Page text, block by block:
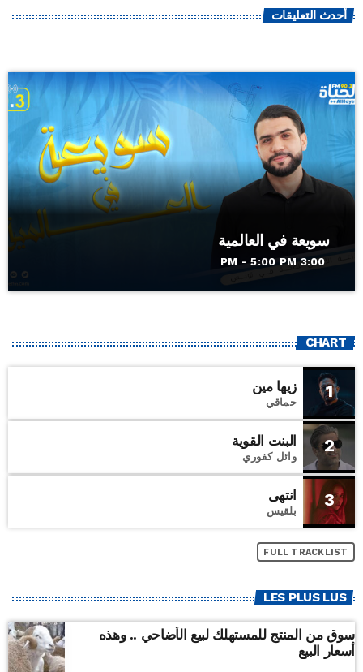
أحدث التعليقات
سويعة في العالمية
3:00 PM - 5:00 PM
CHART
1 زيها مين
حماقي
2 البنت القوية
وائل كفوري
3 انتهى
بلقيس
FULL TRACKLIST
LES PLUS LUS
سوق من المنتج للمستهلك لبيع الأضاحي .. وهذه
أسعار البيع